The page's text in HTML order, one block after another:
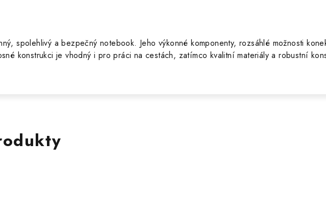
spolehlivý a bezpečný notebook. Jeho výkonné komponenty, rozsáhlé možnosti
konstrukci je vhodný i pro práci na cestách, zatímco kvalitní materiály a robustní